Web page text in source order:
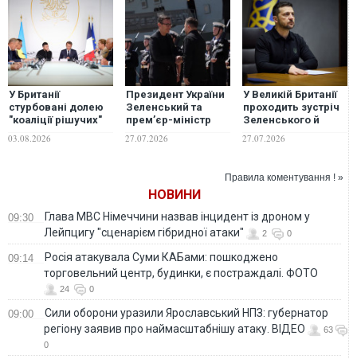
У Британії
стурбовані долею
"коаліції рішучих"
Франції, - The
03.08.2026
Президент України
Зеленський та
премʼєр-міністр
Енді Бернем
Портсмуті
27.07.2026
У Великій Британії
проходить зустріч
Зеленського й
27.07.2026
Правила коментування ! »
НОВИНИ
09:30
Глава МВС Німеччини назвав інцидент із дроном у
Лейпцигу "сценарієм гібридної атаки"
2 0
09:14
Росія атакувала Суми КАБами: пошкоджено
торговельний центр, будинки, є постраждалі. ФОТО
24 0
09:00
Сили оборони уразили Ярославський НПЗ: губернатор
регіону заявив про наймасштабнішу атаку. ВІДЕО
63
0